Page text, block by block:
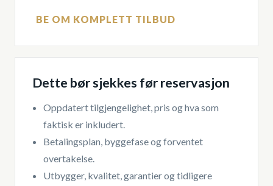
BE OM KOMPLETT TILBUD
Dette bør sjekkes før reservasjon
Oppdatert tilgjengelighet, pris og hva som
faktisk er inkludert.
Betalingsplan, byggefase og forventet
overtakelse.
Utbygger, kvalitet, garantier og tidligere